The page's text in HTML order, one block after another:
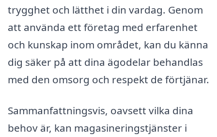
trygghet och lätthet i din vardag. Genom
att använda ett företag med erfarenhet
och kunskap inom området, kan du känna
dig säker på att dina ägodelar behandlas
med den omsorg och respekt de förtjänar.
Sammanfattningsvis, oavsett vilka dina
behov är, kan magasineringstjänster i